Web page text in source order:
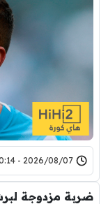
2026/08/07 - 00:14
ضربة مزدوجة